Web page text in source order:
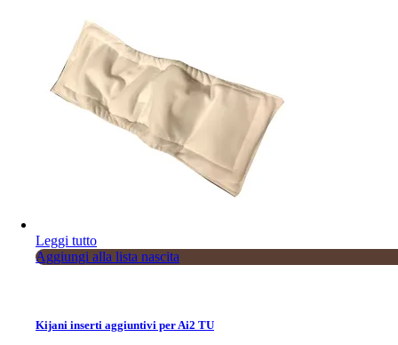
Leggi tutto
Aggiungi alla lista nascita
Kijani inserti aggiuntivi per Ai2 TU